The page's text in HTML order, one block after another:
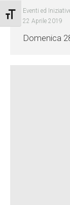
Attiva/disattiva
Eventi ed
22 Aprile 2019
Domenica